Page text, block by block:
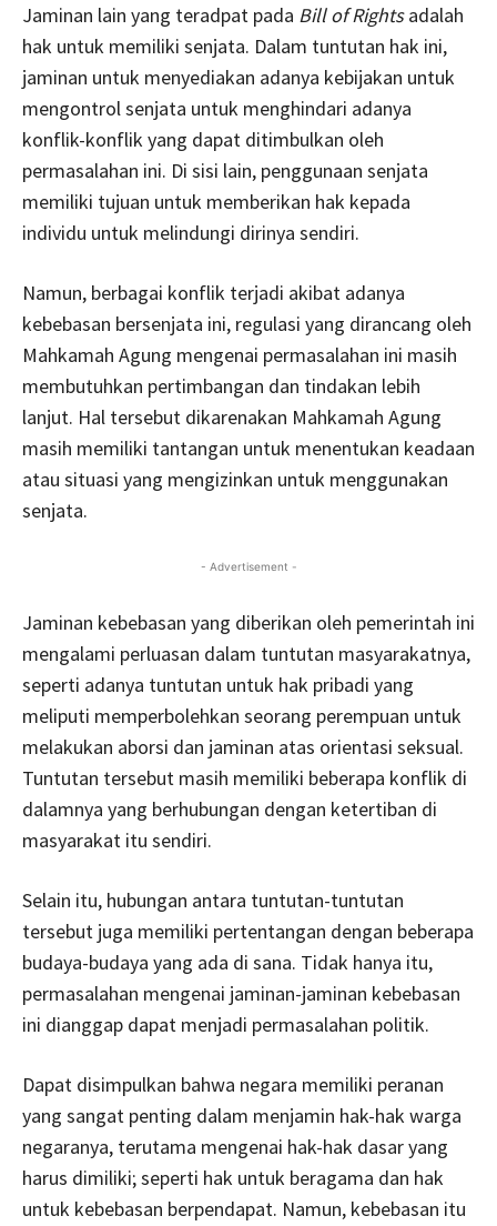
Jaminan lain yang teradpat pada Bill of Rightsadalah
hak untuk memiliki senjata. Dalam tuntutan hak ini,
jaminan untuk menyediakan adanya kebijakan untuk
mengontrol senjata untuk menghindari adanya
konflik-konflik yang dapat ditimbulkan oleh
permasalahan ini. Di sisi lain, penggunaan senjata
memiliki tujuan untuk memberikan hak kepada
individu untuk melindungi dirinya sendiri.
Namun, berbagai konflik terjadi akibat adanya
kebebasan bersenjata ini, regulasi yang dirancang oleh
Mahkamah Agung mengenai permasalahan ini masih
membutuhkan pertimbangan dan tindakan lebih
lanjut. Hal tersebut dikarenakan Mahkamah Agung
masih memiliki tantangan untuk menentukan keadaan
atau situasi yang mengizinkan untuk menggunakan
senjata.
- Advertisement -
Jaminan kebebasan yang diberikan oleh pemerintah ini
mengalami perluasan dalam tuntutan masyarakatnya,
seperti adanya tuntutan untuk hak pribadi yang
meliputi memperbolehkan seorang perempuan untuk
melakukan aborsi dan jaminan atas orientasi seksual.
Tuntutan tersebut masih memiliki beberapa konflik di
dalamnya yang berhubungan dengan ketertiban di
masyarakat itu sendiri.
Selain itu, hubungan antara tuntutan-tuntutan
tersebut juga memiliki pertentangan dengan beberapa
budaya-budaya yang ada di sana. Tidak hanya itu,
permasalahan mengenai jaminan-jaminan kebebasan
ini dianggap dapat menjadi permasalahan politik.
Dapat disimpulkan bahwa negara memiliki peranan
yang sangat penting dalam menjamin hak-hak warga
negaranya, terutama mengenai hak-hak dasar yang
harus dimiliki; seperti hak untuk beragama dan hak
untuk kebebasan berpendapat. Namun, kebebasan itu